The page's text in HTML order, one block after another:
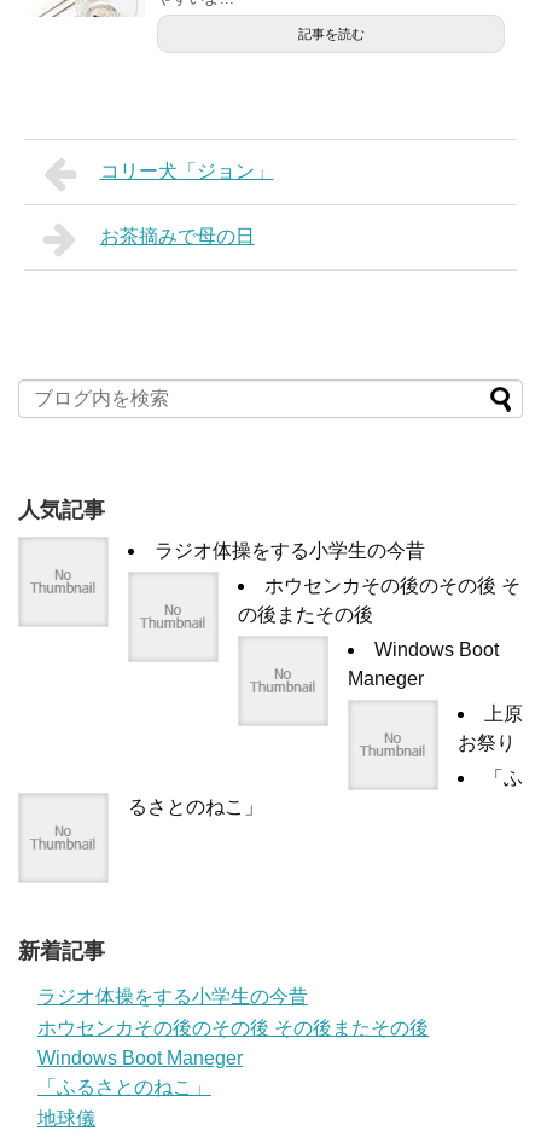
記事を読む
コリー犬「ジョン」
お茶摘みで母の日
人気記事
ラジオ体操をする小学生の今昔
ホウセンカその後のその後 そ
の後またその後
Windows Boot
Maneger
上原
お祭り
「ふ
るさとのねこ」
新着記事
ラジオ体操をする小学生の今昔
ホウセンカその後のその後 その後またその後
Windows Boot Maneger
「ふるさとのねこ」
地球儀